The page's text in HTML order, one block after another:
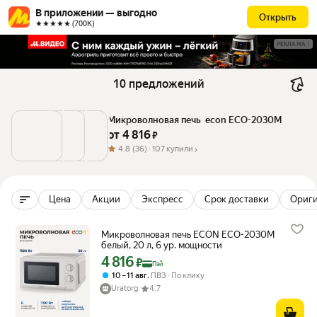
В приложении — выгодно
★★★★★ (700К)
Открыть
РЕКЛАМА
10 предложений
Микроволновая печь  econ ECO-2030M
от 4 816 ₽
4.8 (36) · 107 купили
Цена Акции Экспресс Срок доставки
Микроволновая печь ECON ECO-2030M
белый, 20 л, 6 ур. мощности
Цена с картой Яндекс Пэй 4816 ₽ вместо
4 816₽ Пэй
10 – 11 авг, ПВЗ
По клику
Uratorg
4.7